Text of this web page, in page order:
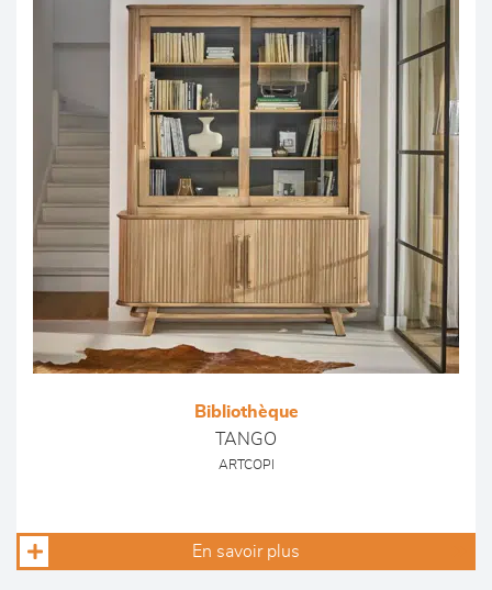
Bibliothèque
TANGO
ARTCOPI
En savoir plus